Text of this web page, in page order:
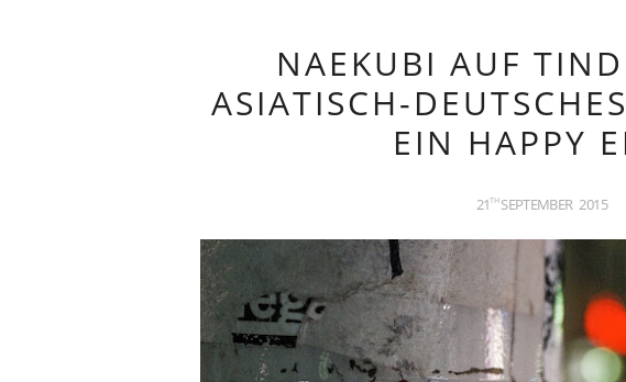
NAEKUBI AUF
ASIATISCH-
EIN HAPPY
21TH SEPTEMBER 2015